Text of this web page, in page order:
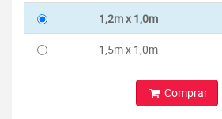
1,2m x 1,0m
1,5m x 1,0m
Comprar